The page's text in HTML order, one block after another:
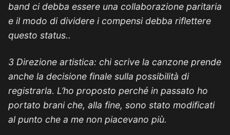
band ci debba essere una collaborazione paritaria
e il modo di dividere i compensi debba riflettere
questo status..
3 Direzione artistica: chi scrive la canzone prende
anche la decisione finale sulla possibilità di
registrarla. L’ho proposto perché in passato ho
portato brani che, alla fine, sono stato modificati
al punto che a me non piacevano più.